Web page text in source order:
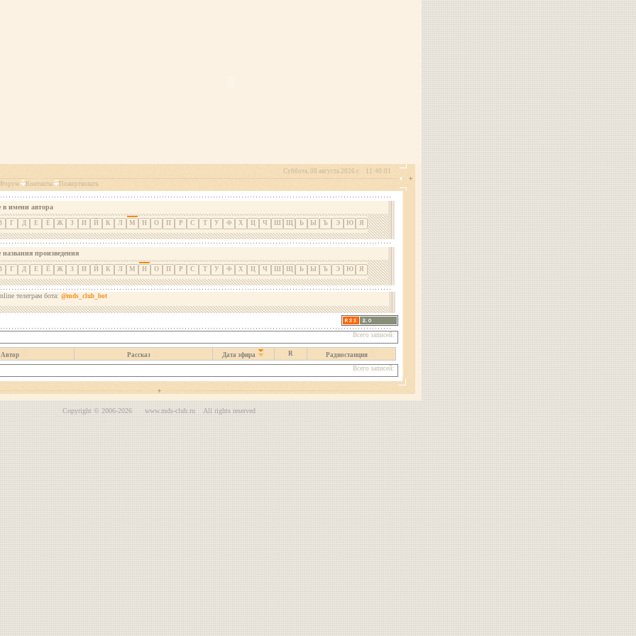
11:40:01
Суббота, 08 августа 2026 г.
Форум
Контакты Пожертвовать
в имени автора
Г Д Е Ё Ж З И Й К Л М Н О П Р С Т У Ф Х Ц Ч Ш Щ Ь Ы Ъ Э Ю Я
произведения
Г Д Е Ё Ж З И Й К Л М Н О П Р С Т У Ф Х Ц Ч Ш Щ Ь Ы Ъ Э Ю Я
телеграм бота: @mds_club_bot
Всего записей:
Автор Рассказ Дата эфира R
Радиостанция
Всего записей:
Copyright © 2006-2026 www.mds-club.ru All rights reserved